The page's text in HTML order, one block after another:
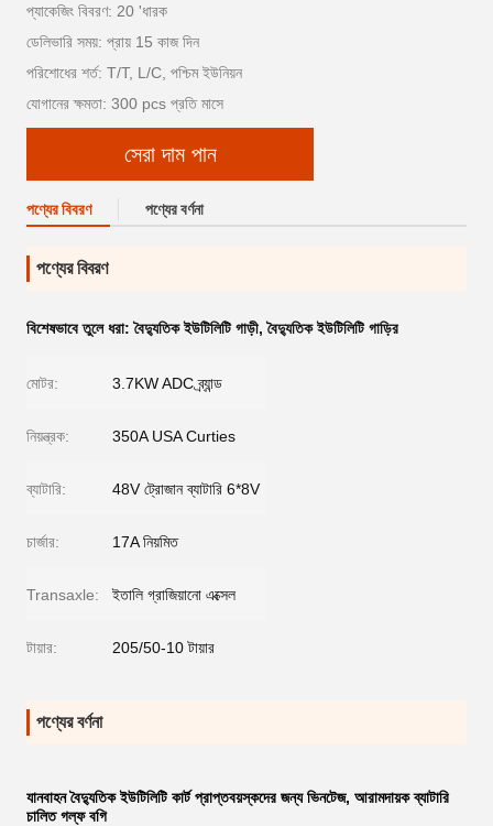
প্যাকেজিং বিবরণ: 20 'ধারক
ডেলিভারি সময়: প্রায় 15 কাজ দিন
পরিশোধের শর্ত: T/T, L/C, পশ্চিম ইউনিয়ন
যোগানের ক্ষমতা: 300 pcs প্রতি মাসে
সেরা দাম পান
পণ্যের বিবরণ পণ্যের বর্ণনা
পণ্যের বিবরণ
বিশেষভাবে তুলে ধরা:বৈদ্যুতিক ইউটিলিটি গাড়ী,বৈদ্যুতিক ইউটিলিটি গাড়ির
মোটর: 3.7KW ADC ব্র্যান্ড
নিয়ন্ত্রক: 350A USA Curties
ব্যাটারি: 48V ট্রোজান ব্যাটারি 6*8V
চার্জার: 17A নিয়মিত
Transaxle: ইতালি গ্রাজিয়ানো এক্সেল
টায়ার: 205/50-10 টায়ার
পণ্যের বর্ণনা
যানবাহন বৈদ্যুতিক ইউটিলিটি কার্ট প্রাপ্তবয়স্কদের জন্য ভিনটেজ, আরামদায়ক ব্যাটারি
চালিত গল্ফ বগি